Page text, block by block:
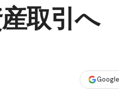
取引へ